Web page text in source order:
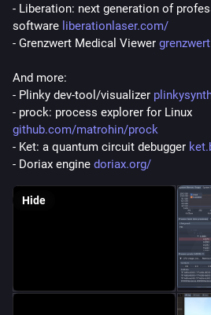
- Liberation: next generation of
software liberationlaser.com/
- Grenzwert Medical Viewer
And more:
- Plinky dev-tool/visualizer
- prock: process explorer for Linux
github.com/matrohin/prock
- Ket: a quantum circuit debugger
- Doriax engine doriax.org/
Hide